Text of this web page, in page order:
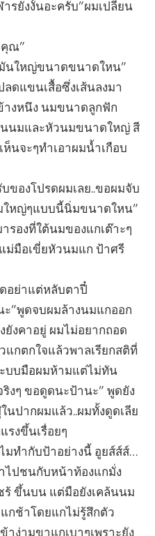
รยังงั้นอะครับ”ผมเปลี่ยน
ณ”
นใหญ่ขนาดขนาดใหน”
ดแขนเสื้อซึ่งเส้นลงมา
างหนึง นมขนาดลูกฟัก
นนมและหัวนมขนาดใหญ่ สี
นจะๆทำเอาผมน้ำเกือบ
ของโปรดผมเลย..ขอผมจับ
ใหญ่ๆแบบนี้นิ่มขนาดใหน”
รองที่ใต้นมของแกเต๊าะๆ
ม่มือเขี่ยหัวนมแก ป้าศรี
อย่าแต่หลับตาปี๋
ะ”พูดจบผมล้างนมแกออก
งคาอยู่ ผมไม่อยากถอด
แกตกใจแล้วพาลเรียกสติที่
ะบบมือผมห้ามแต่ไม่ทัน
งๆ ขอดูดนะป้านะ” พูดยัง
ปากผมแล้ว..ผมทั้งดูดเลีย
รงขึ้นเรื่อยๆ
ทำกับป้าอย่างนี้ อูยส์ส์ส์…
ไปชนกับหน้าท้องแกมั่ง
ร้ ขึ้นบน แต่มือยังเคล้นนม
กช้าโดยแกไม่รู้สึกตัว
าง่ามขาแกเบาๆเพราะยัง